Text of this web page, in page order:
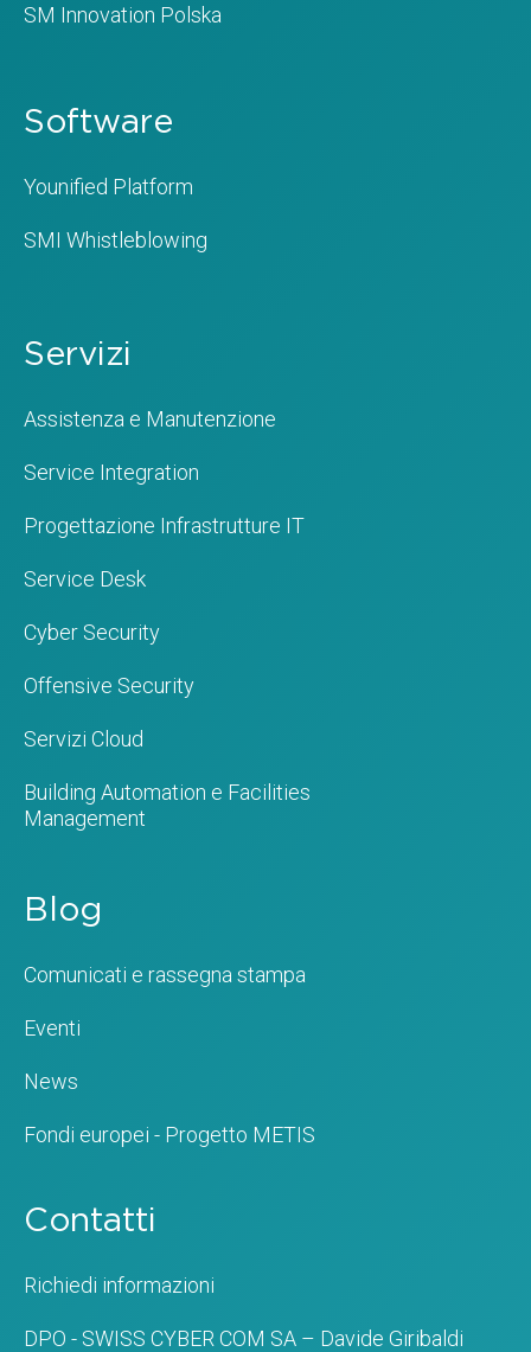
SM Innovation Polska
Software
Younified Platform
SMI Whistleblowing
Servizi
Assistenza e Manutenzione
Service Integration
Progettazione Infrastrutture IT
Service Desk
Cyber Security
Offensive Security
Servizi Cloud
Building Automation e Facilities
Management
Blog
Comunicati e rassegna stampa
Eventi
News
Fondi europei - Progetto METIS
Contatti
Richiedi informazioni
DPO - SWISS CYBER COM SA – Davide Giribaldi